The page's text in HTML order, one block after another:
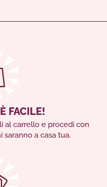
FACILE!
al carrello e procedi con
saranno a casa tua.